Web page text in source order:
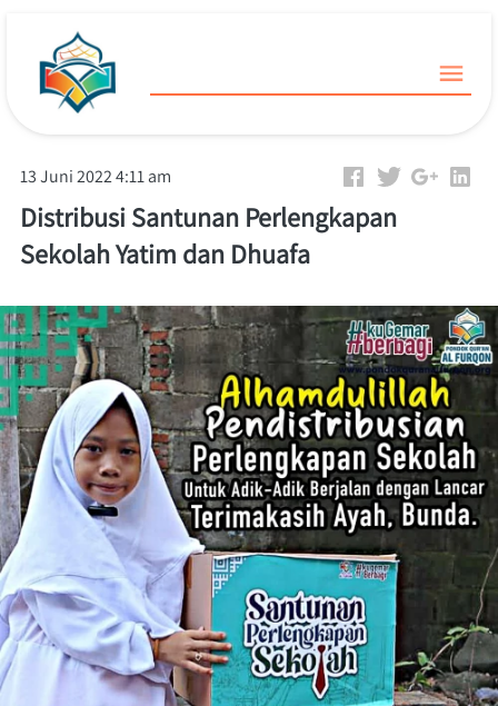
13 Juni 2022 4:11 am
Distribusi Santunan Perlengkapan
Sekolah Yatim dan Dhuafa